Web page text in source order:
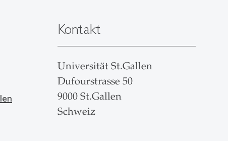
Kontakt
Universität St.Gallen
Dufourstrasse 50
9000 St.Gallen
Schweiz